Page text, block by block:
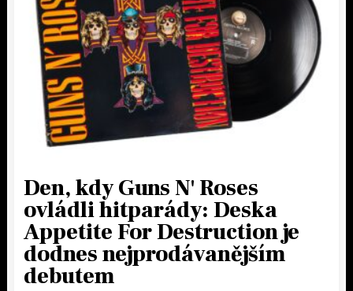
Den, kdy Guns N' Roses
ovládli hitparády: Deska
Appetite For Destruction je
dodnes nejprodávanějším
debutem